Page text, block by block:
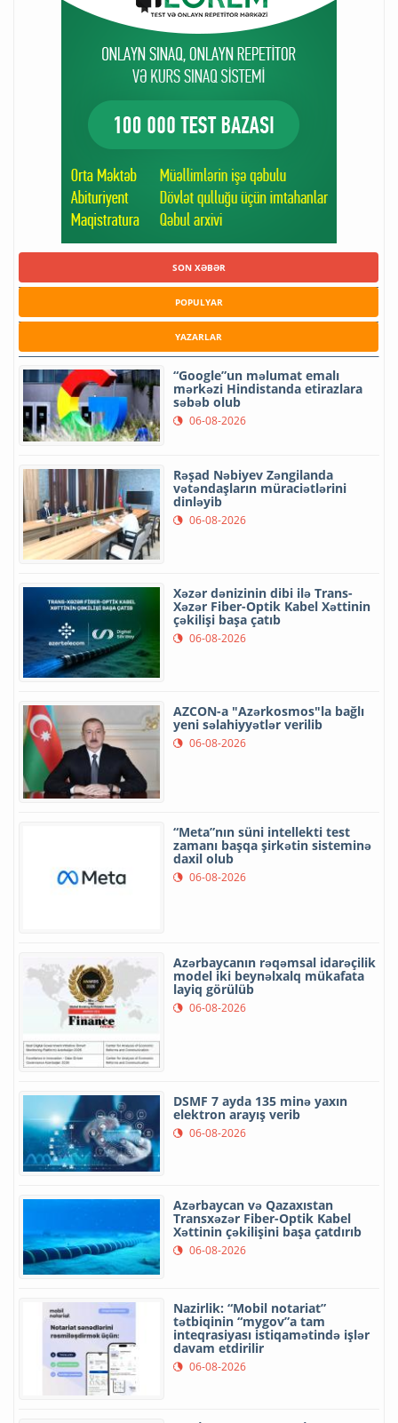
SON XƏBƏR
POPULYAR
YAZARLAR
“Google”un məlumat emalı
mərkəzi Hindistanda etirazlara
səbəb olub
06-08-2026
Rəşad Nəbiyev Zəngilanda
vətəndaşların müraciətlərini
dinləyib
06-08-2026
Xəzər dənizinin dibi ilə Trans-
Xəzər Fiber-Optik Kabel Xəttinin
çəkilişi başa çatıb
06-08-2026
AZCON-a "Azərkosmos"la bağlı
yeni səlahiyyətlər verilib
06-08-2026
“Meta”nın süni intellekti test
zamanı başqa şirkətin sisteminə
daxil olub
06-08-2026
Azərbaycanın rəqəmsal idarəçilik
model iki beynəlxalq mükafata
layiq görülüb
06-08-2026
DSMF 7 ayda 135 minə yaxın
elektron arayış verib
06-08-2026
Azərbaycan və Qazaxıstan
Transxəzər Fiber-Optik Kabel
Xəttinin çəkilişini başa çatdırıb
06-08-2026
Nazirlik: “Mobil notariat”
tətbiqinin “mygov”a tam
inteqrasiyası istiqamətində işlər
davam etdirilir
06-08-2026